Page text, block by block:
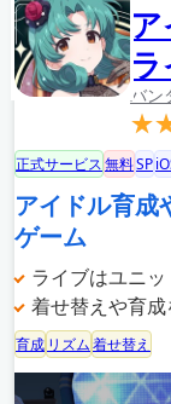
バン
正式サービス無料SP
アイドル育成
ゲーム
ライブはユニ
着せ替えや育成
育成 リズム着せ替え